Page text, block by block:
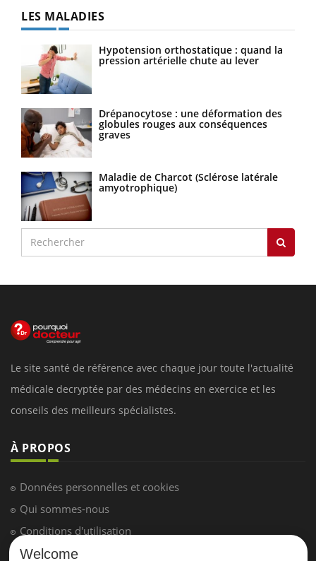
LES MALADIES
Hypotension orthostatique : quand la
pression artérielle chute au lever
Drépanocytose : une déformation des
globules rouges aux conséquences
graves
Maladie de Charcot (Sclérose latérale
amyotrophique)
Le site santé de référence avec chaque jour toute l'actualité
médicale decryptée par des médecins en exercice et les
conseils des meilleurs spécialistes.
À PROPOS
Données personnelles et cookies
Qui sommes-nous
Conditions d'utilisation
Plan du site
Welcome